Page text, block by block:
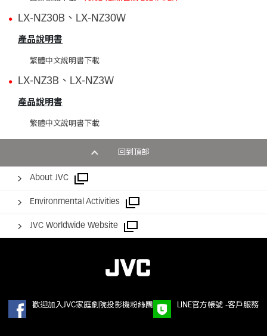
LX-NZ30B、LX-NZ30W
產品說明書
繁體中文說明書下載
LX-NZ3B、LX-NZ3W
產品說明書
繁體中文說明書下載
回到頂部
About JVC
Environmental Activities
JVC Worldwide Website
歡迎加入JVC家庭劇院投影機粉絲團 LINE官方帳號 -客戶服務